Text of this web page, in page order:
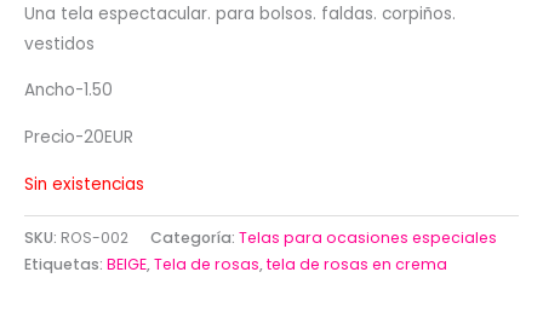
Una tela espectacular. para bolsos. faldas. corpiños.
vestidos
Ancho-1.50
Precio-20EUR
Sin existencias
SKU: ROS-002 Categoría: Telas para ocasiones especiales
Etiquetas: BEIGE,Tela de rosas,tela de rosas en crema